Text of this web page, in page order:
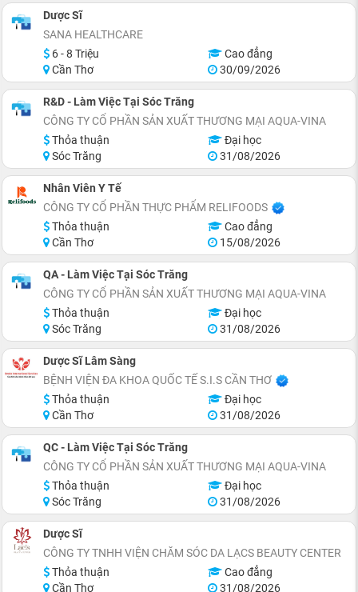
Dược Sĩ
SANA HEALTHCARE
6 - 8 Triệu
Cao đẳng
Cần Thơ
30/09/2026
R&D - Làm Việc Tại Sóc Trăng
CÔNG TY CỔ PHẦN SẢN XUẤT THƯƠNG MẠI AQUA-VINA
Thỏa thuận
Đại học
Sóc Trăng
31/08/2026
Nhân Viên Y Tế
CÔNG TY CỔ PHẦN THỰC PHẨM RELIFOODS
Thỏa thuận
Cao đẳng
Cần Thơ
15/08/2026
QA - Làm Việc Tại Sóc Trăng
CÔNG TY CỔ PHẦN SẢN XUẤT THƯƠNG MẠI AQUA-VINA
Thỏa thuận
Đại học
Sóc Trăng
31/08/2026
Dược Sĩ Lâm Sàng
BỆNH VIỆN ĐA KHOA QUỐC TẾ S.I.S CẦN THƠ
Thỏa thuận
Đại học
Cần Thơ
31/08/2026
QC - Làm Việc Tại Sóc Trăng
CÔNG TY CỔ PHẦN SẢN XUẤT THƯƠNG MẠI AQUA-VINA
Thỏa thuận
Đại học
Sóc Trăng
31/08/2026
Dược Sĩ
CÔNG TY TNHH VIỆN CHĂM SÓC DA LẠCS BEAUTY CENTER
Thỏa thuận
Cao đẳng
Cần Thơ
31/08/2026